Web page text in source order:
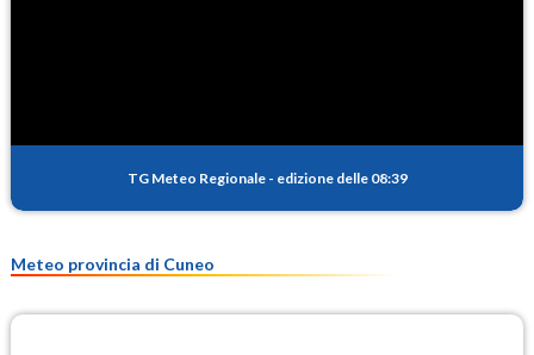
TG Meteo Regionale - edizione delle 08:39
Meteo provincia di Cuneo